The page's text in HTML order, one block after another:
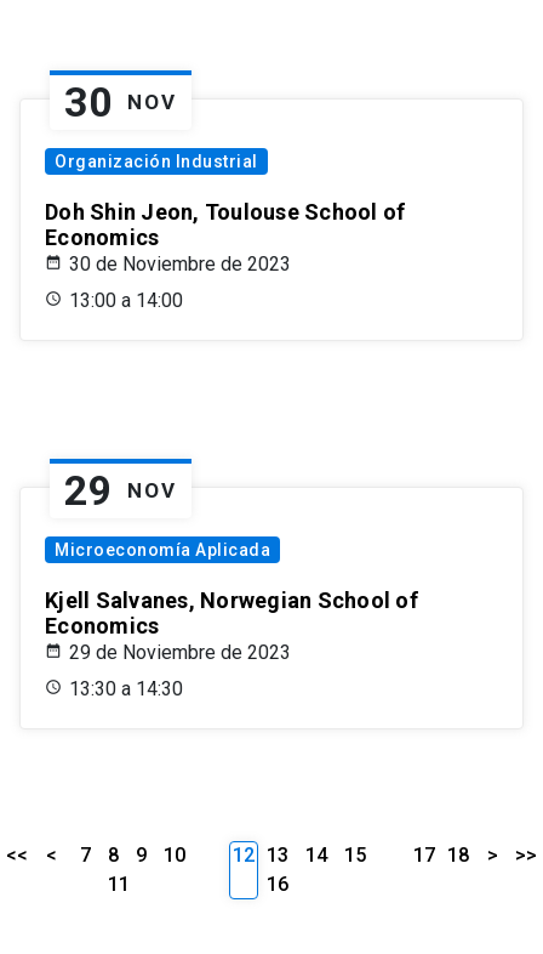
30 NOV
Organización Industrial
Doh Shin Jeon, Toulouse School of
Economics
30 de Noviembre de 2023
13:00 a 14:00
29 NOV
Microeconomía Aplicada
Kjell Salvanes, Norwegian School of
Economics
29 de Noviembre de 2023
13:30 a 14:30
<< < 7 8 9
10
11
12 13 14
15
16
17 18 > >>